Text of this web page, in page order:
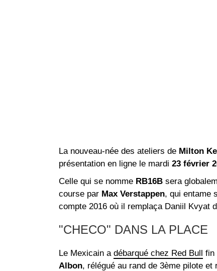
La nouveau-née des ateliers de Milton
présentation en ligne le mardi 23 février
Celle qui se nomme RB16B sera
course par Max Verstappen, qui entame
compte 2016 où il remplaça Daniil Kvyat
"CHECO" DANS LA PLACE
Le Mexicain a débarqué chez Red Bull fin
Albon, rélégué au rand de 3ème pilote et